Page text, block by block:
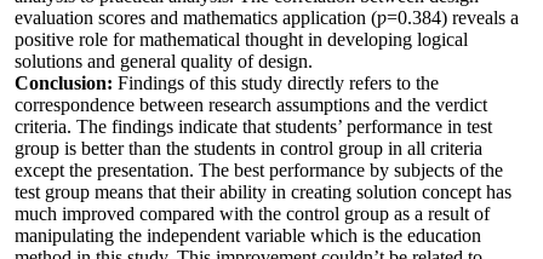
evaluation scores and mathematics application (ƿ=0.384) reveals a
positive role for mathematical thought in developing logical
solutions and general quality of design.
Conclusion: Findings of this study directly refers to the
correspondence between research assumptions and the verdict
criteria. The findings indicate that students’ performance in test
group is better than the students in control group in all criteria
except the presentation. The best performance by subjects of the
test group means that their ability in creating solution concept has
much improved compared with the control group as a result of
manipulating the independent variable which is the education